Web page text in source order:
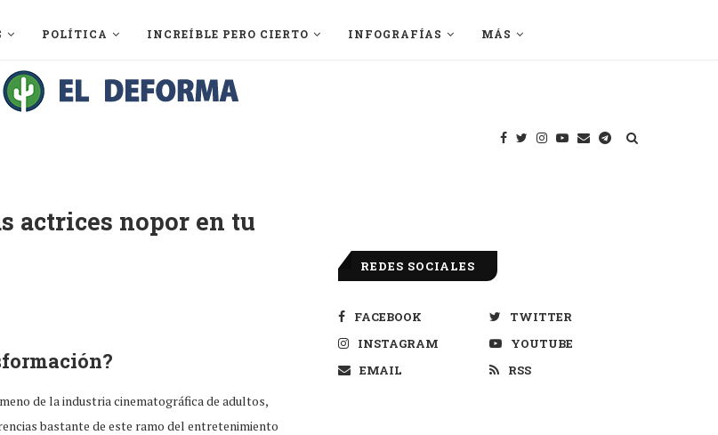
POLÍTICA INCREÍBLE PERO CIERTO INFOGRAFÍAS MÁS
actrices nopor en tu
de la industria cinematográfica de adultos,
bastante de este ramo del entretenimiento
REDES SOCIALES
FACEBOOK
TWITTER
INSTAGRAM
YOUTUBE
EMAIL
RSS